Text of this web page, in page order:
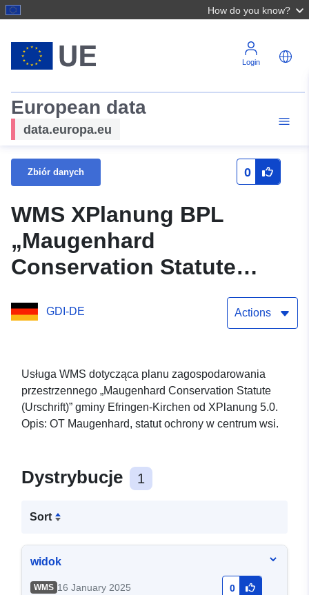
How do you know?
Login
European data
data.europa.eu
Zbiór danych 0
WMS XPlanung BPL
„Maugenhard
Conservation Statute
GDI-DE Actions
Usługa WMS dotycząca planu zagospodarowania
przestrzennego „Maugenhard Conservation Statute
(Urschrift)” gminy Efringen-Kirchen od XPlanung 5.0.
Opis: OT Maugenhard, statut ochrony w centrum wsi.
Dystrybucje 1
Sort
widok
WMS 16 January 2025 0